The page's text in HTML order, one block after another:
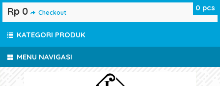
MENU NAVIGASI
0 pcs
Rp 0 Checkout
KATEGORI PRODUK